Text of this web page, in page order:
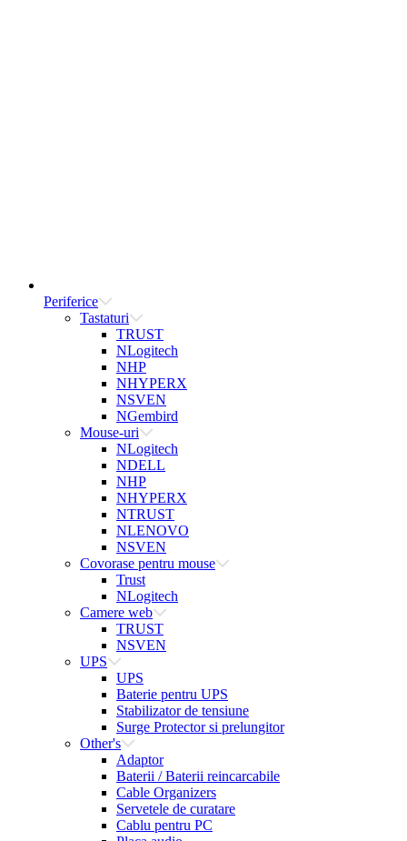
Periferice
Tastaturi
TRUST
NLogitech
NHP
NHYPERX
NSVEN
NGembird
Mouse-uri
NLogitech
NDELL
NHP
NHYPERX
NTRUST
NLENOVO
NSVEN
Covorase pentru mouse
Trust
NLogitech
Camere web
TRUST
NSVEN
UPS
UPS
Baterie pentru UPS
Stabilizator de tensiune
Surge Protector si prelungitor
Other's
Adaptor
Baterii / Baterii reincarcabile
Cable Organizers
Servetele de curatare
Cablu pentru PC